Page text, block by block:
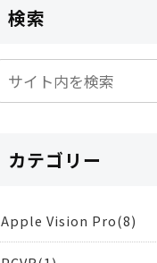
検索
カテゴリー
Apple Vision Pro 8